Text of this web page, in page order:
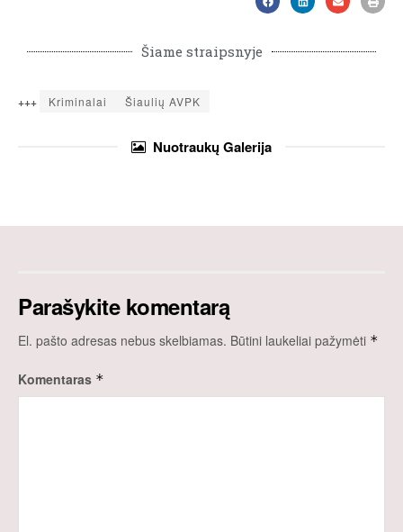
Šiame straipsnyje
+++ Kriminalai Šiaulių AVPK
NuotraukųGalerija
Parašykite komentarą
El. pašto adresas nebus skelbiamas. Būtini laukeliai pažymėti *
Komentaras *